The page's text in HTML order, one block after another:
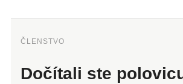
ČLENSTVO
Dočítali ste